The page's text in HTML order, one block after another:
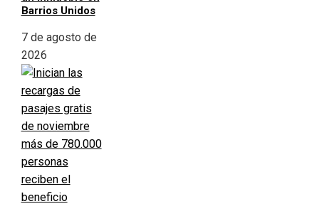
Barrios Unidos
7 de agosto de
2026